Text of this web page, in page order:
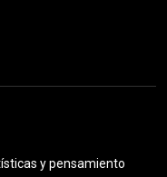
y pensamiento